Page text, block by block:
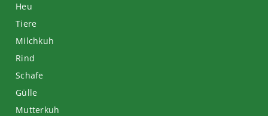
Heu
Tiere
Milchkuh
Rind
Schafe
Gülle
Mutterkuh